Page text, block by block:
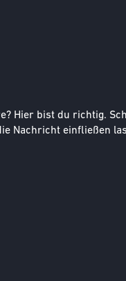
Hier bist du richtig.
Nachricht einfließen